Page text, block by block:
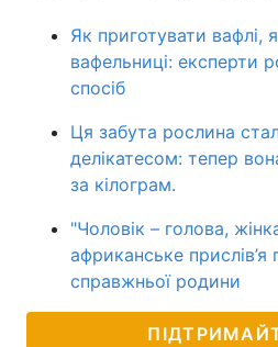
Як приготувати вафлі,
вафельниці: експерти
спосіб
Ця забута рослина
делікатесом: тепер
за кілограм.
"Чоловік – голова,
африканське
справжньої родини